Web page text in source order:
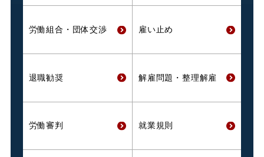
労働組合・ 団体交渉 雇い止め
退職勧奨 解雇問題・ 整理解雇
労働審判 就業規則